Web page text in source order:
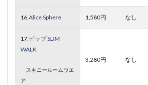
16.Alice Sphere 1,580円 なし
17. ピップ SLIM
WALK
スキニールームウエ
ア
3,280円 なし